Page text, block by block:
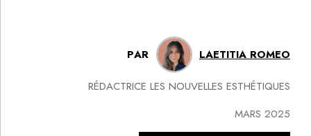
PAR LAETITIA ROMEO
RÉDACTRICE LES NOUVELLES ESTHÉTIQUES
MARS 2025